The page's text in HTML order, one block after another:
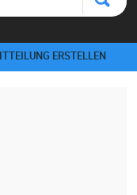
ERSTELLEN